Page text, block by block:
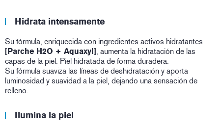
Hidrata intensamente
Su fórmula, enriquecida con ingredientes activos hidratantes
[Parche H2O + Aquaxyl], aumenta la hidratación de las
capas de la piel. Piel hidratada de forma duradera.
Su fórmula suaviza las líneas de deshidratación y aporta
luminosidad y suavidad a la piel, dejando una sensación de
relleno.
Ilumina la piel